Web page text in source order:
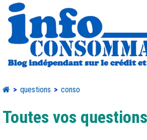
questions conso
Toutes vos